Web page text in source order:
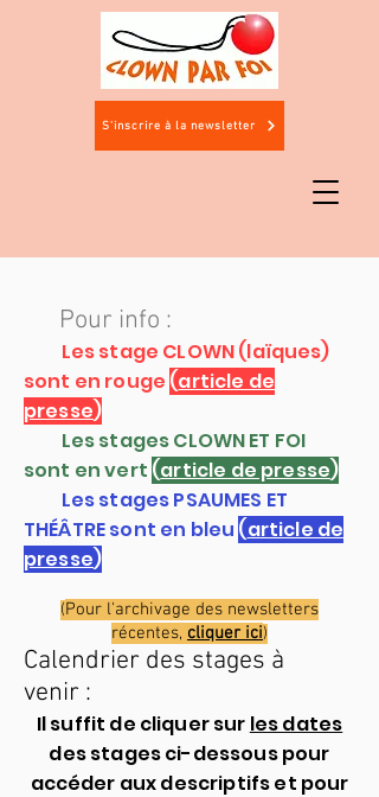
S'inscrire à la newsletter
Pour info :
Les stage CLOWN(laïques)
sont en rouge (article de
presse)
Les stages CLOWN ET FOI
sont en vert (article de presse)
Les stages PSAUMES ET
THÉÂTRE sont en bleu (article de
presse)
(Pour l'archivage des newsletters
récentes, cliquer ici)
Calendrier des stages à
venir :
Il suffit de cliquer sur les dates
des stages ci-dessous pour
accéder aux descriptifs et pour